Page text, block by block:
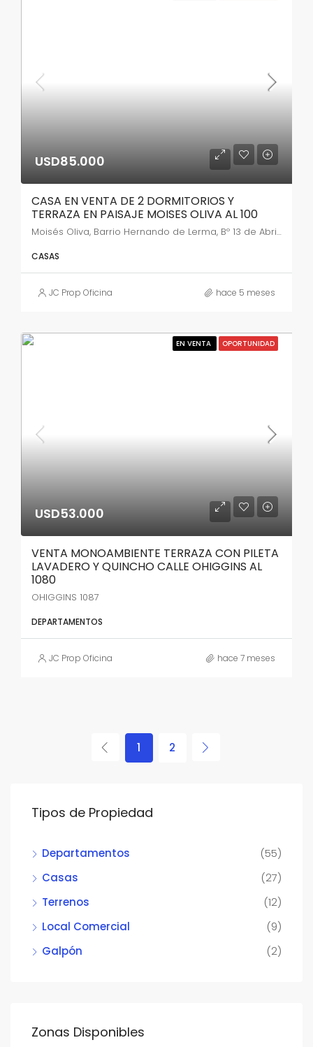
USD85.000
CASA EN VENTA DE 2 DORMITORIOS Y
TERRAZA EN PAISAJE MOISES OLIVA AL 100
Moisés Oliva, Barrio Hernando de Lerma, Bº 13 de Abril, Salta, Capital, Salta, A4402, Argentina
CASAS
JC Prop Oficina hace 5 meses
EN VENTA OPORTUNIDAD
USD53.000
VENTA MONOAMBIENTE TERRAZA CON PILETA
LAVADERO Y QUINCHO CALLE OHIGGINS AL
1080
OHIGGINS 1087
DEPARTAMENTOS
JC Prop Oficina hace 7 meses
1 2
Tipos de Propiedad
Departamentos
(55)
Casas
(27)
Terrenos
(12)
Local Comercial
(9)
Galpón
(2)
Zonas Disponibles